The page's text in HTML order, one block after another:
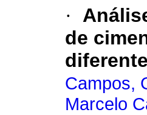
·
de
Campos,
Marcelo